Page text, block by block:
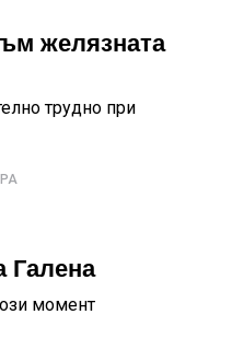
желязната
трудно при
Галена
момент